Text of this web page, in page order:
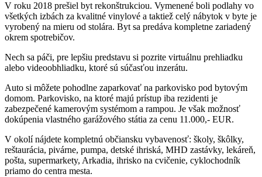
V roku 2018 prešiel byt rekonštrukciou. Vymenené boli podlahy vo
všetkých izbách za kvalitné vinylové a taktiež celý nábytok v byte je
vyrobený na mieru od stolára. Byt sa predáva kompletne zariadený
okrem spotrebičov.
Nech sa páči, pre lepšiu predstavu si pozrite virtuálnu prehliadku
alebo videoobhliadku, ktoré sú súčasťou inzerátu.
Auto si môžete pohodlne zaparkovať na parkovisko pod bytovým
domom. Parkovisko, na ktoré majú prístup iba rezidenti je
zabezpečené kamerovým systémom a rampou. Je však možnosť
dokúpenia vlastného garážového státia za cenu 11.000,- EUR.
V okolí nájdete kompletnú občiansku vybavenosť: školy, škôlky,
reštaurácia, pivárne, pumpa, detské ihriská, MHD zastávky, lekáreň,
pošta, supermarkety, Arkadia, ihrisko na cvičenie, cyklochodník
priamo do centra mesta.